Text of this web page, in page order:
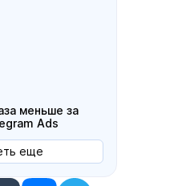
меньше за
Ads
еще